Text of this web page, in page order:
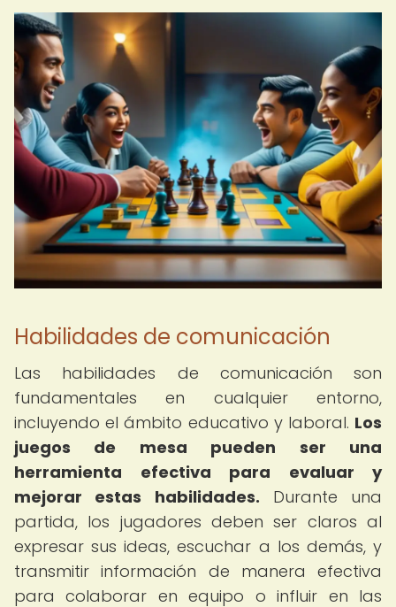
Habilidades de comunicación
Las habilidades de comunicación son
fundamentales en cualquier entorno,
incluyendo el ámbito educativo y laboral. Los
juegos de mesa pueden ser una
herramienta efectiva para evaluar y
mejorar estas habilidades. Durante una
partida, los jugadores deben ser claros al
expresar sus ideas, escuchar a los demás, y
transmitir información de manera efectiva
para colaborar en equipo o influir en las